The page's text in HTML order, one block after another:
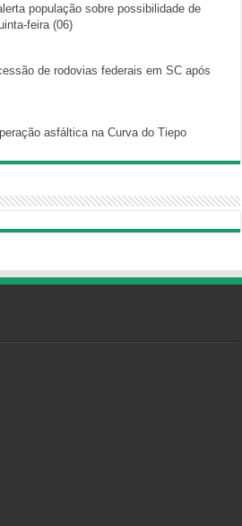
população sobre possibilidade de
feira (06)
de rodovias federais em SC após
asfáltica na Curva do Tiepo